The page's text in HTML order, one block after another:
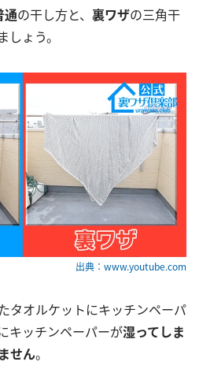
通の干し方と、 裏ワザの三角干
しょう。
出典：www.youtube.com
タオルケットにキッチンペーパ
キッチンペーパーが湿ってしま
せん。